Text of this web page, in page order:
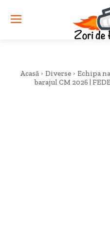
Acasă Diverse
Echipa
barajul CM 2026 |